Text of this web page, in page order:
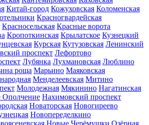
Китай-город Кожуховская Коломенская
Красногвардейская
Красносельская Красные ворота
Кропоткинская Крылатское Кузнецкий
Курская Кутузовская Ленинский
проспект Лефортово
Лубянка Лухмановская Люблино
роща Марьино Маяковская
Менделеевская Митино
Молодежная Мякинино Нагатинская
Ополчение Нахимовский проспект
Новаторская Новогиреево
Новопеределкино
Новые Черёмушки Озёрная